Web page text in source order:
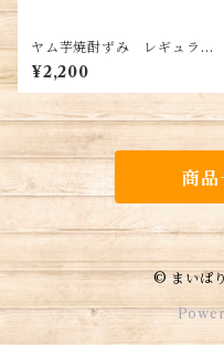
ヤム芋焼酎ずみ レギュラー
タイプ（容量：７２０ｍｌ）
¥2,200
商品
© まいぱ